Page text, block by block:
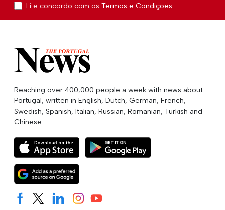
Li e concordo com os Termos e Condições
Reaching over 400,000 people a week with news about
Portugal, written in English, Dutch, German, French,
Swedish, Spanish, Italian, Russian, Romanian, Turkish and
Chinese.